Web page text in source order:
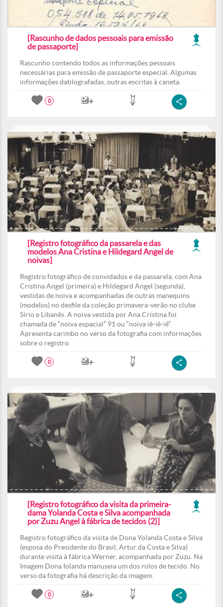
[Rascunho de dados pessoais para emissão
de passaporte]
Rascunho contendo todos as informações pessoais
necessárias para emissão de passaporte especial. Algumas
informações datilografadas, outras escritas à caneta.
0
[Registro fotográfico da passarela e das
modelos Ana Cristina e Hildegard Angel de
noivas]
Registro fotográfico de convidados e da passarela, com Ana
Cristina Angel (primeira) e Hildegard Angel (segunda),
vestidas de noiva e acompanhadas de outras manequins
(modelos) no desfile da coleção primavera-verão no clube
Sírio e Libanês. A noiva vestida por Ana Cristina foi
chamada de “noiva espacial” 91 ou “noiva iê-iê-iê”.
Apresenta carimbo no verso da fotografia com informações
sobre o registro.
0
[Registro fotográfico da visita da primeira-
dama Yolanda Costa e Silva acompanhada
por Zuzu Angel à fábrica de tecidos (2)]
Registro fotográfico da visita de Dona Yolanda Costa e Silva
(esposa do Presidente do Brasil, Artur da Costa e Silva)
durante visita à fábrica Werner, acompanhada por Zuzu. Na
Imagem Dona Iolanda manuseia um dos rolos de tecido. No
verso da fotografia há descrição da imagem.
0